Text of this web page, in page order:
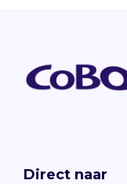
Direct naar